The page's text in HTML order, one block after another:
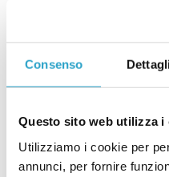
Consenso Dettagli
Questo sito web utilizza i
Utilizziamo i cookie per
annunci, per fornire
L’Unica Genova: il nostro
GIORNALISMO LOCALE
Perché L’Unica
Perché L’Unica